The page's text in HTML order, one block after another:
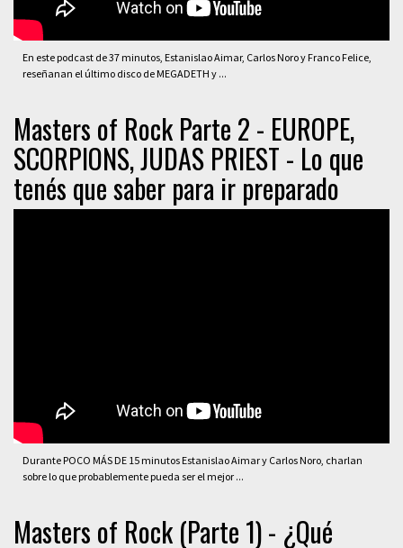
En este podcast de 37 minutos, Estanislao Aimar, Carlos Noro y Franco Felice,
reseñanan el último disco de MEGADETH y ...
Masters of Rock Parte 2 - EUROPE,
SCORPIONS, JUDAS PRIEST - Lo que
tenés que saber para ir preparado
Durante POCO MÁS DE 15 minutos Estanislao Aimar y Carlos Noro, charlan
sobre lo que probablemente pueda ser el mejor ...
Masters of Rock (Parte 1) - ¿Qué